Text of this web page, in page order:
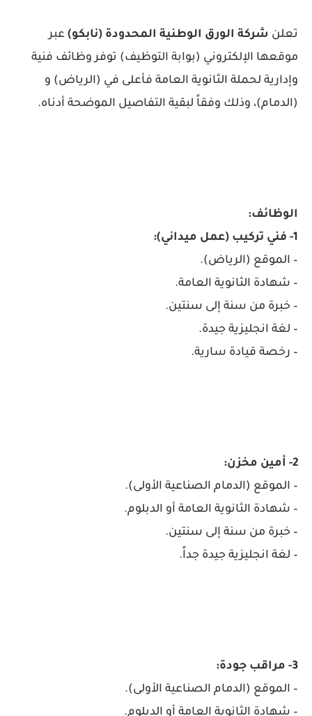
تعلن شركة الورق الوطنية المحدودة (نابكو) عبر
موقعها الإلكتروني (بوابة التوظيف) توفر وظائف فنية
وإدارية لحملة الثانوية العامة فأعلى في (الرياض) و
(الدمام)، وذلك وفقاً لبقية التفاصيل الموضحة أدناه.
الوظائف:
1- فني تركيب (عمل ميداني):
– الموقع (الرياض).
– شهادة الثانوية العامة.
– خبرة من سنة إلى سنتين.
– لغة انجليزية جيدة.
– رخصة قيادة سارية.
2- أمين مخزن:
– الموقع (الدمام الصناعية الأولى).
– شهادة الثانوية العامة أو الدبلوم.
– خبرة من سنة إلى سنتين.
– لغة انجليزية جيدة جداً.
3- مراقب جودة:
– الموقع (الدمام الصناعية الأولى).
– شهادة الثانوية العامة أو الدبلوم.